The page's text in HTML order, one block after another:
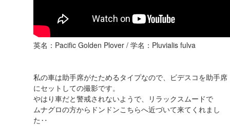
英名：Pacific Golden Plover / 学名：Pluvialis fulva
私の車は助手席がたためるタイプなので、ビデスコを助手席
にセットしての撮影です。
やはり車だと警戒されないようで、リラックスムードで
ムナグロの方からドンドンこちらへ近づいて来てくれまし
た‥